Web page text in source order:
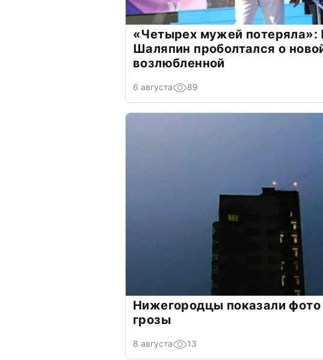
«Четырех мужей потеряла»:
Шаляпин проболтался о
возлюбленной
6 августа 89
Нижегородцы показали
грозы
8 августа 13